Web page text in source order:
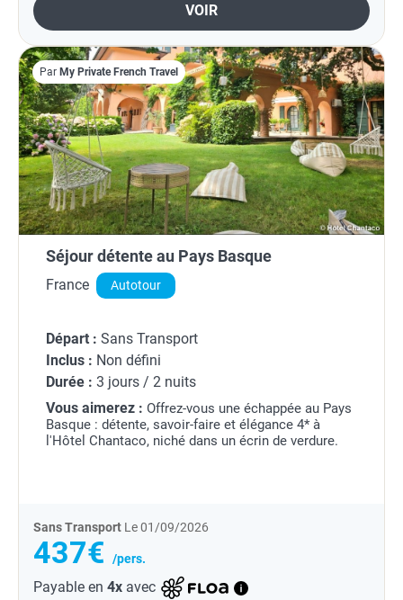
VOIR
Par My Private French Travel
Séjour détente au Pays Basque
France Autotour
Départ : Sans Transport
Inclus : Non défini
Durée : 3 jours / 2 nuits
Vous aimerez : Offrez-vous une échappée au Pays
Basque : détente, savoir-faire et élégance 4* à
l'Hôtel Chantaco, niché dans un écrin de verdure.
Sans Transport Le 01/09/2026
437€ /pers.
Payable en 4x avec